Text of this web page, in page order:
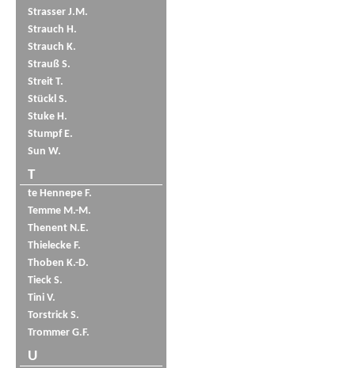
Strasser J.M.
Strauch H.
Strauch K.
Strauß S.
Streit T.
Stückl S.
Stuke H.
Stumpf E.
Sun W.
T
te Hennepe F.
Temme M.-M.
Thenent N.E.
Thielecke F.
Thoben K.-D.
Tieck S.
Tini V.
Torstrick S.
Trommer G.F.
U